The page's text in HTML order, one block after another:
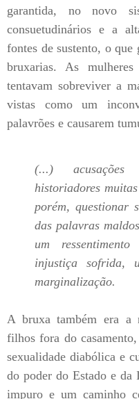
garantida, no novo
consuetudinários e a
fontes de sustento, o que
bruxarias. As
tentavam sobreviver a
vistas como um
palavrões e causarem
(...)
historiadores
porém, questionar
das palavras
um
injustiça sofrida,
marginalização.
A bruxa também era a
filhos fora do
sexualidade diabólica e
do poder do Estado e da
impuro e um caminho